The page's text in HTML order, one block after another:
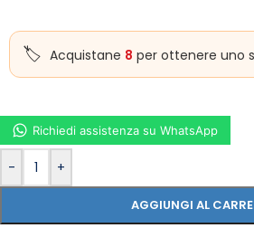
Acquistane 8 per ottenere uno
- +
AGGIUNGI AL
Richiedi assistenza su WhatsApp